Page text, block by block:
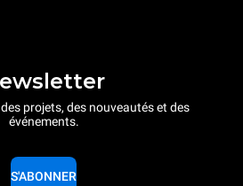
projets, des nouveautés et des
événements.
S'ABONNER